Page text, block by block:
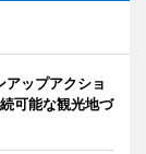
ップアクショ
可能な観光地づ